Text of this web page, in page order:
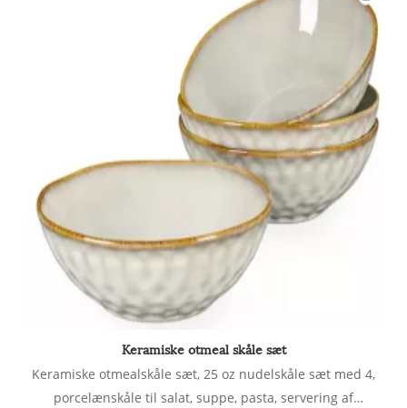
Keramiske otmeal skåle sæt
Keramiske otmealskåle sæt, 25 oz nudelskåle sæt med 4,
porcelænskåle til salat, suppe, pasta, servering af